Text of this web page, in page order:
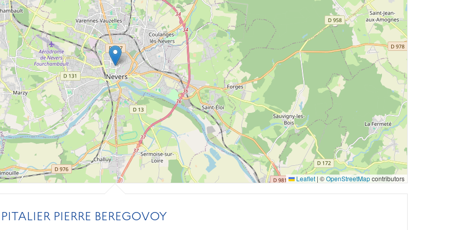
Leaflet | ©OpenStreetMapcontributors
PIERRE BEREGOVOY